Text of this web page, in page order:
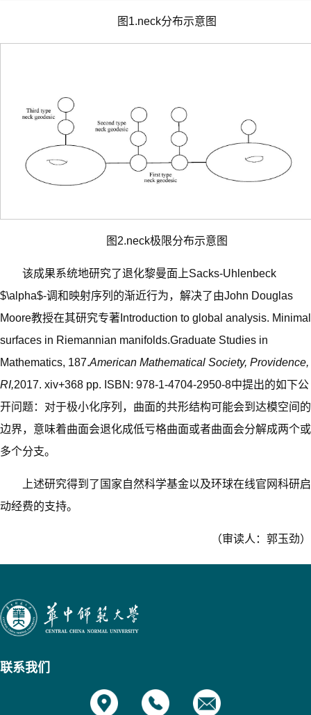
图1.neck分布示意图
图2.neck极限分布示意图
该成果系统地研究了退化黎曼面上Sacks-Uhlenbeck
$\alpha$-调和映射序列的渐近行为，解决了由John Douglas
Moore教授在其研究专著Introduction to global analysis. Minimal
surfaces in Riemannian manifolds.Graduate Studies in
Mathematics, 187.American Mathematical Society, Providence,
RI,2017. xiv+368 pp. ISBN: 978-1-4704-2950-8中提出的如下公
开问题：对于极小化序列，曲面的共形结构可能会到达模空间的
边界，意味着曲面会退化成低亏格曲面或者曲面会分解成两个或
多个分支。
上述研究得到了国家自然科学基金以及环球在线官网科研启
动经费的支持。
（审读人：郭玉劲）
联系我们